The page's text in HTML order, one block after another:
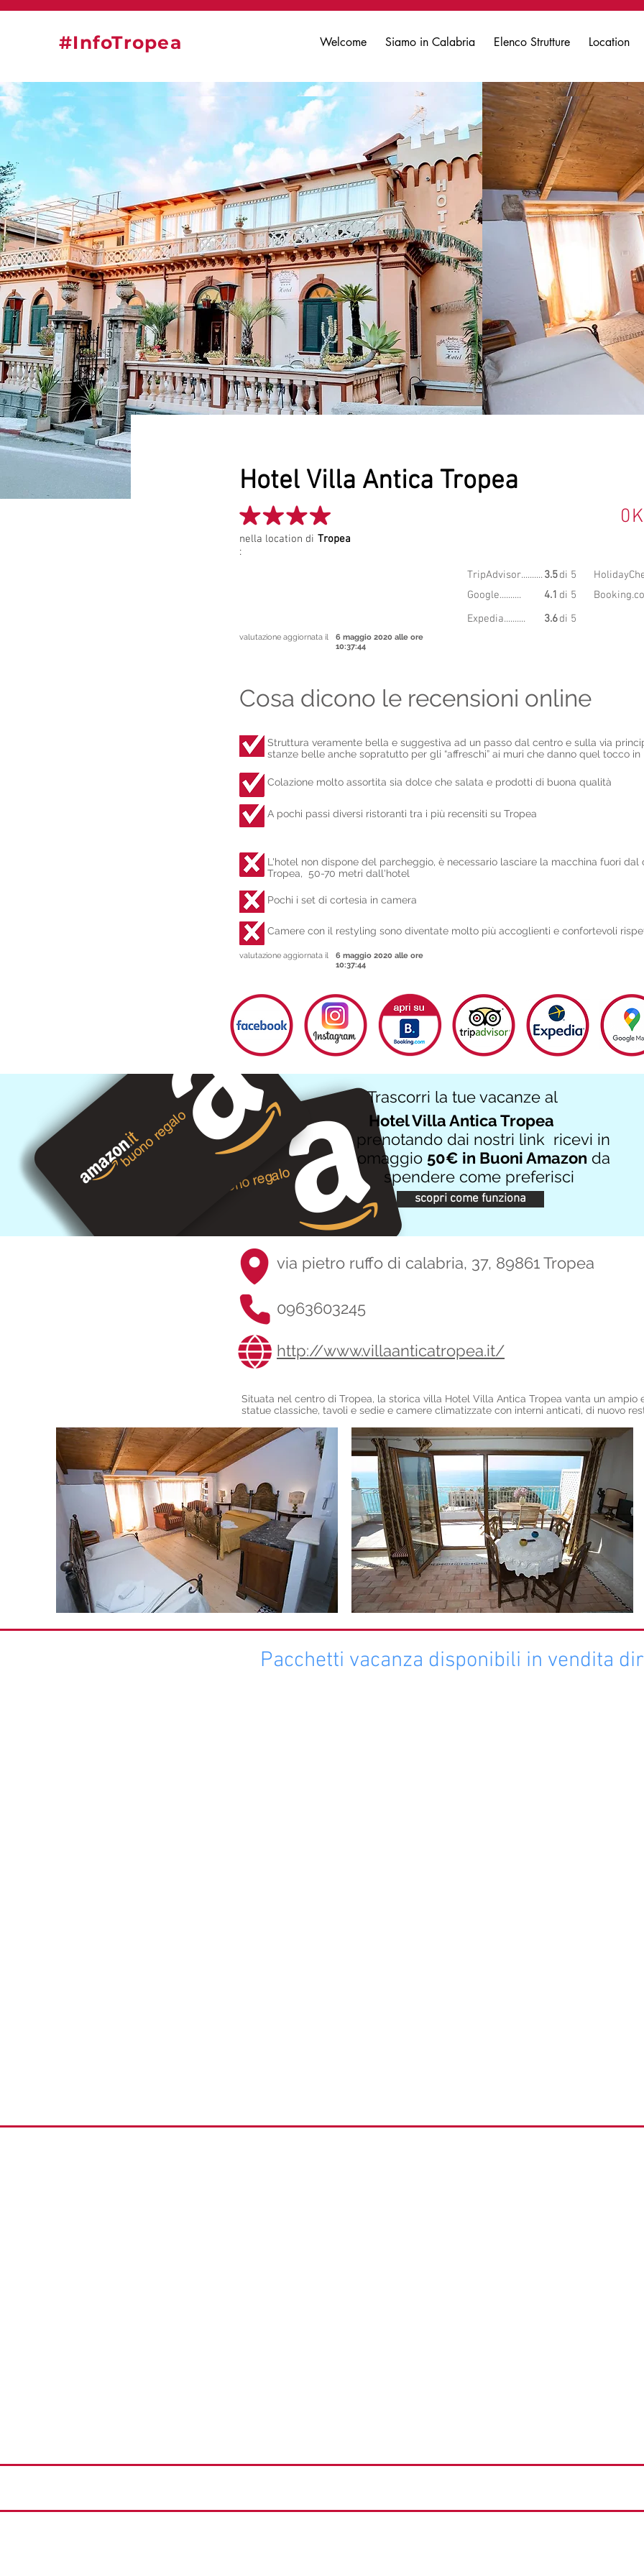
#InfoTropea Welcome Siamo in Calabria Elenco Strutture Location
Project Name
Hotel Villa Antica Tropea
nella location di
:
Tropea
0
TripAdvisor..........3.5di 5
Google..........
4.1 di 5
Expedia..........
3.6di 5
valutazione aggiornata il
6 maggio 2020 alle ore
10:37:44
Cosa dicono le recensioni online
Struttura veramente bella e suggestiva ad un passo dal centro e sulla via
stanze belle anche sopratutto per gli “affreschi” ai muri che danno quel tocco in
Colazione molto assortita sia dolce che salata e prodotti di buona qualità
A pochi passi diversi ristoranti tra i più recensiti su Tropea
L'hotel non dispone del parcheggio, è necessario lasciare la macchina fuori dal
Tropea, 50-70 metri dall'hotel
Pochi i set di cortesia in camera
Camere con il restyling sono diventate molto più accoglienti e confortevoli
valutazione aggiornata il
6 maggio 2020 alle ore
10:37:44
Trascorri la tue vacanze al
Hotel Villa Antica Tropea
prenotando dai nostri link ricevi in
omaggio 50€ in Buoni Amazon da
spendere come preferisci
scopri come funziona
via pietro ruffo di calabria, 37, 89861 Tropea
0963603245
http://www.villaanticatropea.it/
Situata nel centro di Tropea, la storica villa Hotel Villa Antica Tropea vanta un ampio
statue classiche, tavoli e sedie e camere climatizzate con interni anticati, di nuovo
Pacchetti vacanza disponibili in vendita